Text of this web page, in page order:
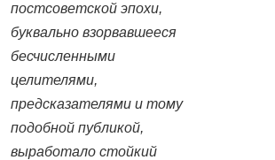
постсоветской эпохи,
буквально взорвавшееся
бесчисленными
целителями,
предсказателями и тому
подобной публикой,
выработало стойкий